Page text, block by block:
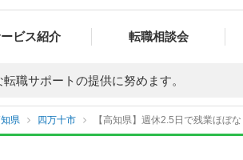
ビス紹介 転職相談会
職サポートの提供に努めます。
県 四万十市 【高知県】週休2.5日で残業ほぼ